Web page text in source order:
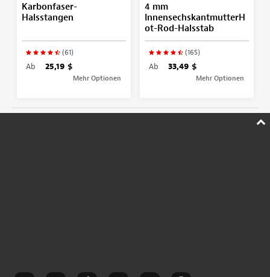
Karbonfaser-
Halsstangen
(61)
Ab 25,19 $
Mehr Optionen
4 mm
InnensechskantmutterH
ot-Rod-Halsstab
(165)
Ab 33,49 $
Mehr Optionen